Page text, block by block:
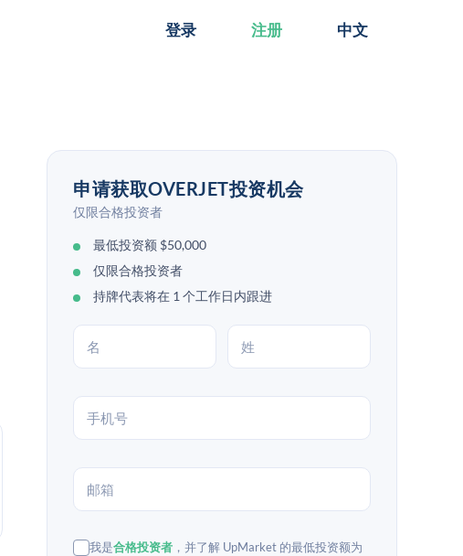
登录 注册 中文
申请获取OVERJET投资机会
仅限合格投资者
最低投资额 $50,000
仅限合格投资者
持牌代表将在 1 个工作日内跟进
我是合格投资者 ，并了解 UpMarket 的最低投资额为